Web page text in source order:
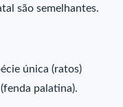
são semelhantes.
única (ratos)
palatina).